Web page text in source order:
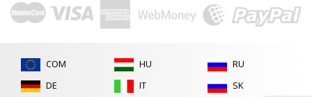
COM
DE
HU
IT
RU
SK